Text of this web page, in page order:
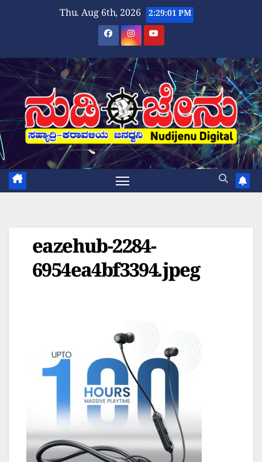
Thu. Aug 6th, 2026 2:29:01 PM
eazehub-2284-
6954ea4bf3394.jpeg